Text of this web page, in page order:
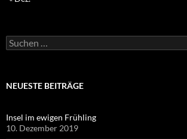
Suchen
nach:
NEUESTE BEITRÄGE
Insel im ewigen Frühling
10. Dezember 2019